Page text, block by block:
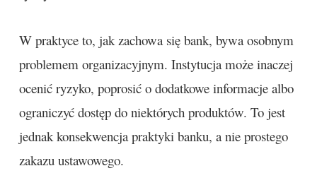
W praktyce to, jak zachowa się bank, bywa osobnym
problemem organizacyjnym. Instytucja może inaczej
ocenić ryzyko, poprosić o dodatkowe informacje albo
ograniczyć dostęp do niektórych produktów. To jest
jednak konsekwencja praktyki banku, a nie prostego
zakazu ustawowego.